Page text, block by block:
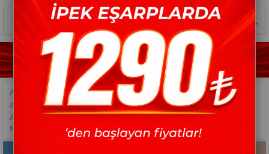
ANASAYFA> İPEK EŞARP> ARMİNE İPEK EŞARP
>
ARMINE İPEK EŞARP 2023/2024 SONBAHAR KIŞ SEZONU
>
ARMINE İPEK EŞARP - 9003D-09 - TIVIL - RENKLI
MONOGRAM MODELI